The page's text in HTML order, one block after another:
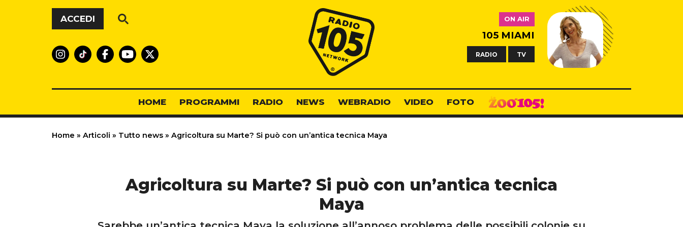
Vai al contenuto
ACCEDI
Radio 105
ON AIR
105 MIAMI
RADIO TV
HOME PROGRAMMI RADIO NEWS WEBRADIO VIDEO FOTO
Home » Articoli » Tutto news » Agricoltura su Marte? Si può con un’antica tecnica Maya
Agricoltura su Marte? Si può con un’antica tecnica
Maya